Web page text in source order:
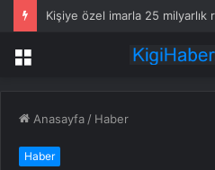
Kişiye özel imarla 25 milyarlık
Menü
Anasayfa / Haber
Haber